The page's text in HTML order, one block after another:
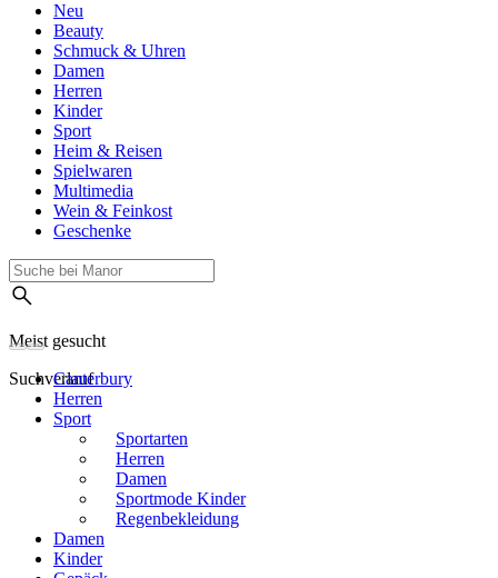
Neu
Beauty
Schmuck & Uhren
Damen
Herren
Kinder
Sport
Heim & Reisen
Spielwaren
Multimedia
Wein & Feinkost
Geschenke
Meist gesucht
SuchverlaufCanterbury
Herren
Sport
Sportarten
Herren
Damen
Sportmode Kinder
Regenbekleidung
Damen
Kinder